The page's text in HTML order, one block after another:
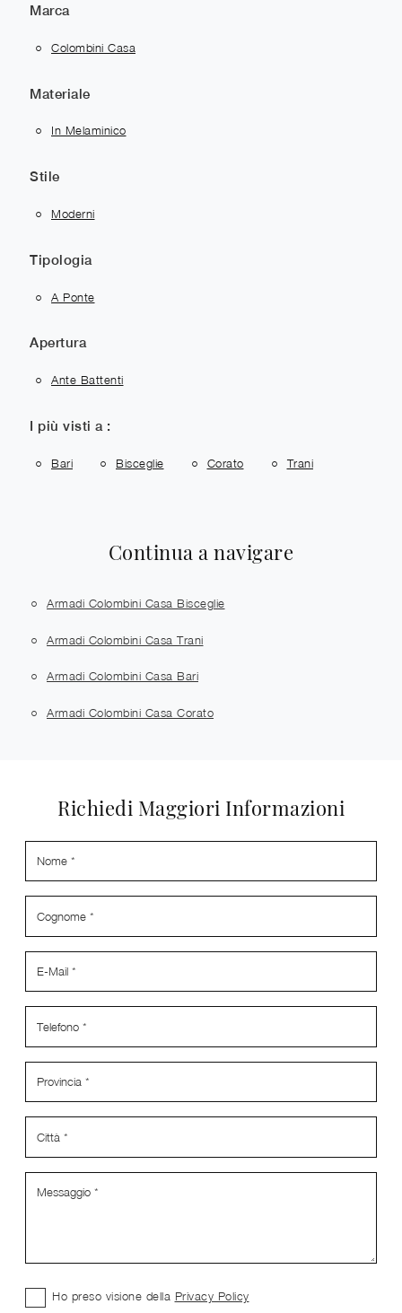
Marca
Colombini Casa
Materiale
In Melaminico
Stile
Moderni
Tipologia
A Ponte
Apertura
Ante Battenti
I più visti a :
Bari Bisceglie Corato Trani
Continua a navigare
Armadi Colombini Casa Bisceglie
Armadi Colombini Casa Trani
Armadi Colombini Casa Bari
Armadi Colombini Casa Corato
Richiedi Maggiori Informazioni
Ho preso visione della Privacy Policy